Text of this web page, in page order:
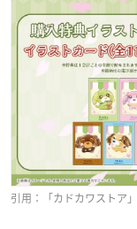
引用：「カドカワストア」